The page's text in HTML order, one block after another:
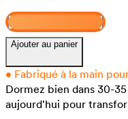
Ajouter au panier
• Fabriqué à la main
Dormez bien dans 30-
aujourd'hui pour